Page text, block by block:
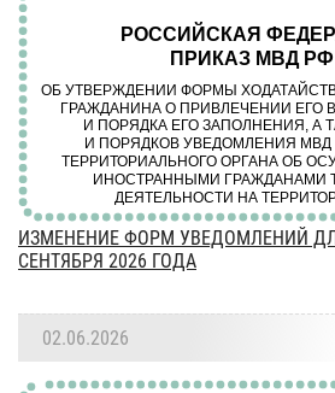
ИЗМЕНЕНИЕ ФОРМ УВЕДОМЛЕНИЙ
СЕНТЯБРЯ 2026 ГОДА
02.06.2026